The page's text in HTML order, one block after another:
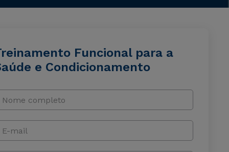
Funcional para a
e Condicionamento
Nome completo
E-mail